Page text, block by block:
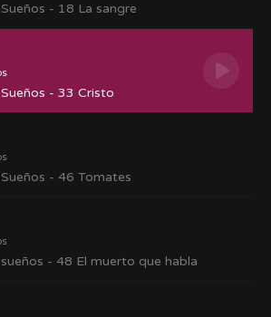
- 18 La sangre
- 33 Cristo
- 46 Tomates
- 48 El muerto que habla